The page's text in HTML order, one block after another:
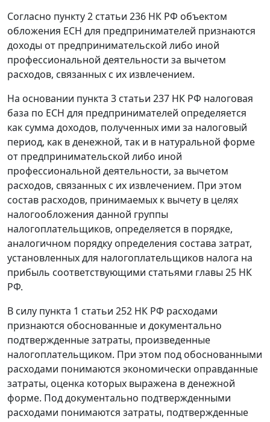
Согласно пункту 2 статьи 236 НК РФ объектом
обложения ЕСН для предпринимателей признаются
доходы от предпринимательской либо иной
профессиональной деятельности за вычетом
расходов, связанных с их извлечением.
На основании пункта 3 статьи 237 НК РФ налоговая
база по ЕСН для предпринимателей определяется
как сумма доходов, полученных ими за налоговый
период, как в денежной, так и в натуральной форме
от предпринимательской либо иной
профессиональной деятельности, за вычетом
расходов, связанных с их извлечением. При этом
состав расходов, принимаемых к вычету в целях
налогообложения данной группы
налогоплательщиков, определяется в порядке,
аналогичном порядку определения состава затрат,
установленных для налогоплательщиков налога на
прибыль соответствующими статьями главы 25 НК
РФ.
В силу пункта 1 статьи 252 НК РФ расходами
признаются обоснованные и документально
подтвержденные затраты, произведенные
налогоплательщиком. При этом под обоснованными
расходами понимаются экономически оправданные
затраты, оценка которых выражена в денежной
форме. Под документально подтвержденными
расходами понимаются затраты, подтвержденные